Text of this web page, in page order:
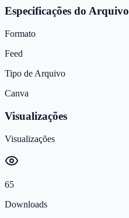
Especificações do Arquivo
Formato
Feed
Tipo de Arquivo
Canva
Visualizações
Visualizações
65
Downloads